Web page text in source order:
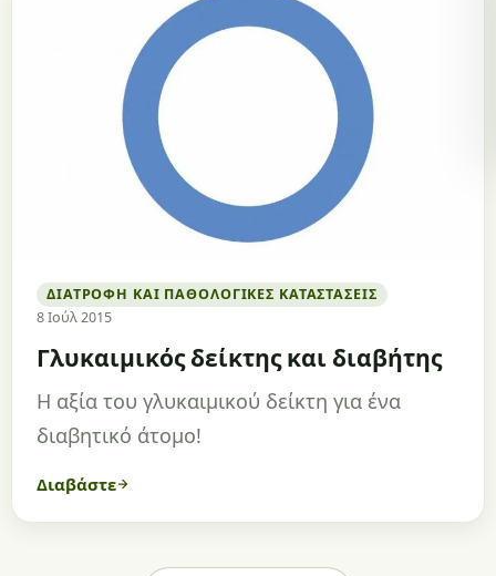
ΔΙΑΤΡΟΦΉ ΚΑΙ ΠΑΘΟΛΟΓΙΚΈΣ ΚΑΤΑΣΤΆΣΕΙΣ
8 Ιούλ 2015
Γλυκαιμικός δείκτης και διαβήτης
Η αξία του γλυκαιμικού δείκτη για ένα
διαβητικό άτομο!
Διαβάστε